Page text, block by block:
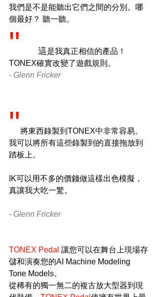
我們是不是能聽出它們之間的分別。哪
個最好？ 聽一聽。
" 這是我真正相信的產品！
TONEX確實改變了遊戲規則。
- Glenn Fricker
" 將東西錄製到TONEX中非常容易。
我可以將所有這些錄製到的直接拖放到
踏板上。
IK可以用不多的價錢做這樣出色模擬，
真讓我大吃一驚。
- Glenn Fricker
TONEX Pedal 讓您可以在舞台上現場存
儲和演奏您的AI Machine Modeling
Tone Models。
從稀有的獨一無二的複古放大型器到現